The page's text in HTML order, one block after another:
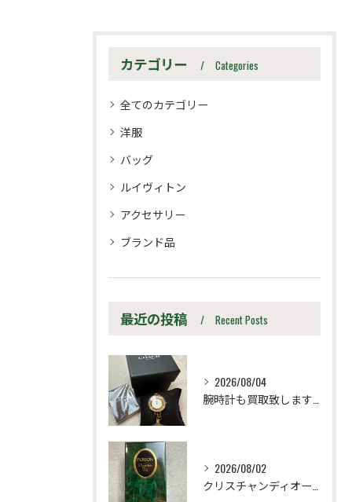
カテゴリー Categories
全てのカテゴリー
洋服
バッグ
ルイヴィトン
アクセサリー
ブランド品
最近の投稿 Recent Posts
2026/08/04
2026/08/02